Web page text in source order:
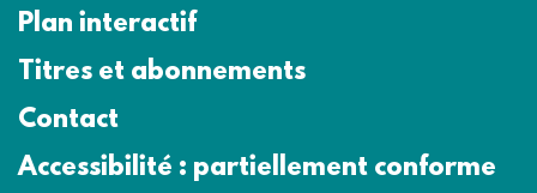
Plan interactif
Titres et abonnements
Contact
Accessibilité : partiellement conforme